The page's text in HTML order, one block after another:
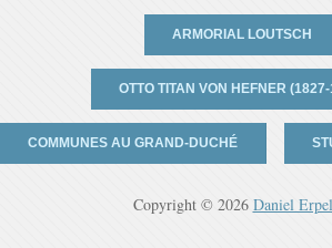
ARMORIAL LOUTSCH
OTTO TITAN VON HEFNER
COMMUNES AU GRAND-DUCHÉ
Copyright © 2026 Daniel